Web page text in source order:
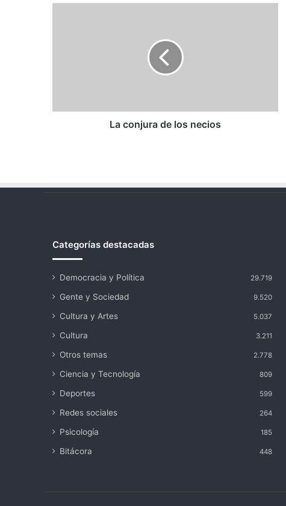
La conjura de los necios
Categorías destacadas
Democracia y Política 29.719
Gente y Sociedad 9.520
Cultura y Artes 5.037
Cultura 3.211
Otros temas 2.778
Ciencia y Tecnología 809
Deportes 599
Redes sociales 264
Psicología 185
Bitácora 448